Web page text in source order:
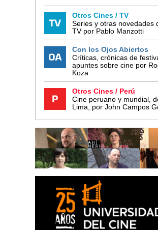
Otros Cines / TV
Series y otras novedades
TV por Pablo Manzotti
Con los Ojos Abiertos
Críticas, crónicas de
apuntes sobre cine por
Koza
Otros Cines / Perú
Cine peruano y mundial,
Lima, por John Campos